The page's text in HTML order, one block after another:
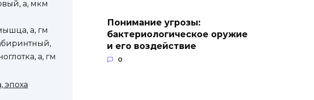
а, мкм
а, гм
а, гм
эпоха
Понимание угрозы:
бактериологическое оружие
и его воздействие
0